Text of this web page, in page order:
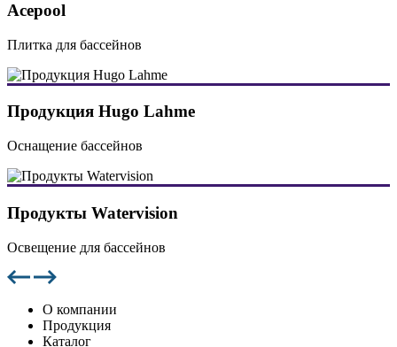
Acepool
Плитка для бассейнов
Продукция Hugo Lahme
Оснащение бассейнов
Продукты Watervision
Освещение для бассейнов
О компании
Продукция
Каталог